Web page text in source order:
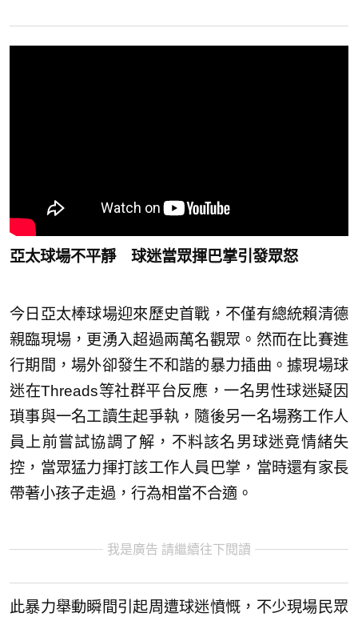
亞太球場不平靜 球迷當眾揮巴掌引發眾怒
今日亞太棒球場迎來歷史首戰，不僅有總統賴清德
親臨現場，更湧入超過兩萬名觀眾。然而在比賽進
行期間，場外卻發生不和諧的暴力插曲。據現場球
迷在Threads等社群平台反應，一名男性球迷疑因
瑣事與一名工讀生起爭執，隨後另一名場務工作人
員上前嘗試協調了解，不料該名男球迷竟情緒失
控，當眾猛力揮打該工作人員巴掌，當時還有家長
帶著小孩子走過，行為相當不合適。
我是廣告 請繼續往下閱讀
此暴力舉動瞬間引起周遭球迷憤慨，不少現場民眾